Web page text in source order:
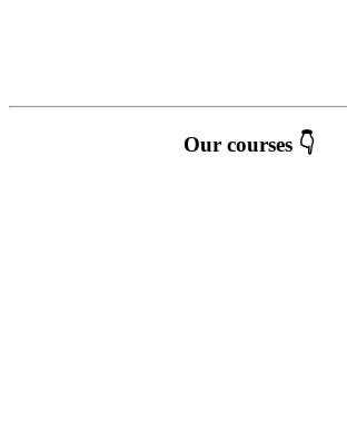
Our courses 👇